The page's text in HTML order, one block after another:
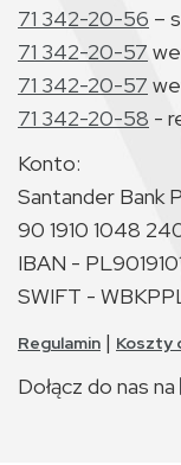
71 342-20-56 –
71 342-20-57
71 342-20-57
71 342-20-58 -
Konto:
Santander Bank
90 1910 1048
IBAN -
SWIFT -
Regulamin | Koszty
Dołącz do nas na